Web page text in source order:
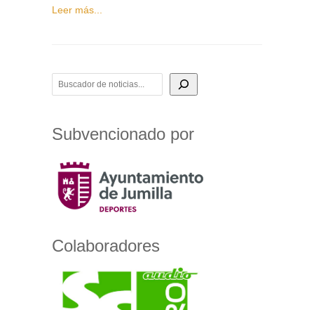
Leer más...
BUSCADOR DE NOTICIAS
Subvencionado por
Colaboradores